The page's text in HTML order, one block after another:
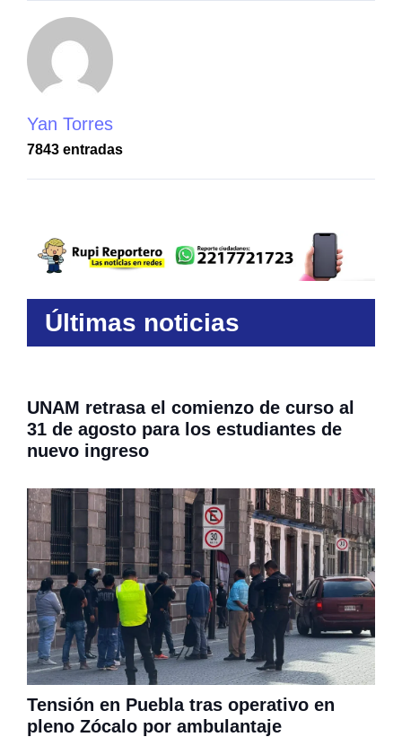
Yan Torres
7843 entradas
Últimas noticias
UNAM retrasa el comienzo de curso al
31 de agosto para los estudiantes de
nuevo ingreso
Tensión en Puebla tras operativo en
pleno Zócalo por ambulantaje